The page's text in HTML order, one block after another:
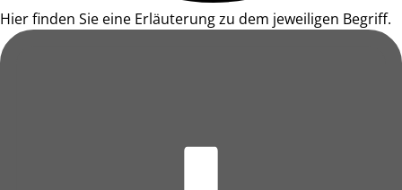
Hier finden Sie eine Erläuterung zu dem jeweiligen Begriff.